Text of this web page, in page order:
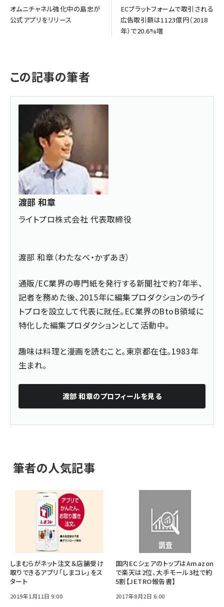
オムニチャネル強化中の島忠が
公式アプリをリリース
ECプラットフォームで取引される
広告取引額は1123億円（2018
年）で20.6%増
この記事の筆者
渡部 和章
ライトプロ株式会社 代表取締役
渡部 和章（わたなべ・かずあき）
通販/EC業界の専門紙を発行する新聞社で約7年半、
記者を務めた後、2015年に編集プロダクションのライ
トプロを設立して代表に就任。EC業界のBtoB領域に
特化した編集プロダクションとして活動中。
趣味は料理と漫画を読むこと。東京都在住。1983年
生まれ。
渡部 和章のプロフィールを見る
筆者の人気記事
しまむらがネット注文＆店舗受け
取りできるアプリ「しまコレ」をス
タート
2019年1月11日 9:00
国内ECシェアのトップはAmazon
で楽天は2位、大手モール3社で約
5割【JETRO報告書】
2017年8月2日 6:00